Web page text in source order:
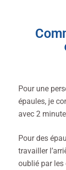
Pour une
épaules, je
avec 2
Pour des
travailler
oublié par les